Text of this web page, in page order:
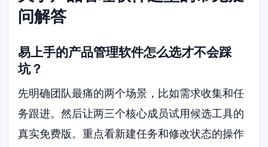
问解答
易上手的产品管理软件怎么选才不会踩
坑？
先明确团队最痛的两个场景，比如需求收集和任
务跟进。然后让两三个核心成员试用候选工具的
真实免费版。重点看新建任务和修改状态的操作